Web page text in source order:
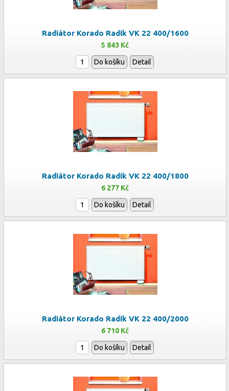
Radiátor Korado Radik VK 22 400/1600
5 843 Kč
Do košíku Detail
Radiátor Korado Radik VK 22 400/1800
6 277 Kč
Do košíku Detail
Radiátor Korado Radik VK 22 400/2000
6 710 Kč
Do košíku Detail